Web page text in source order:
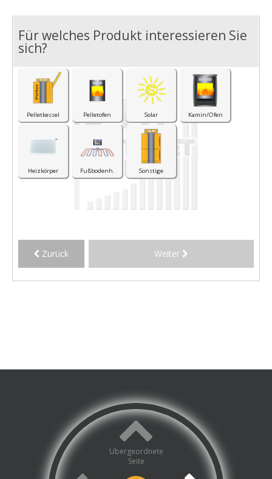
Für welches Produkt interessieren Sie
sich?
Pelletkessel Pelletofen Solar Kamin/Ofen
Heizkörper Fußbodenh. Sonstige
Zurück Weiter
Übergeordnete
Seite